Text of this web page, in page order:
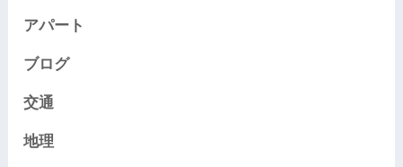
アパート
ブログ
交通
地理